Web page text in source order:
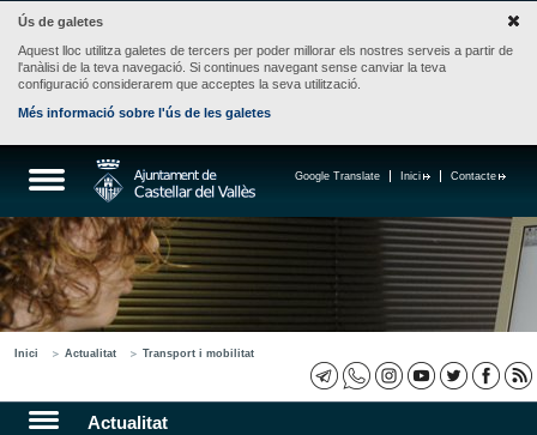
Ús de galetes
Aquest lloc utilitza galetes de tercers per poder millorar els nostres serveis a partir de
l'anàlisi de la teva navegació. Si continues navegant sense canviar la teva
configuració considerarem que acceptes la seva utilització.
Més informació sobre l'ús de les galetes
Contacte
Inici
Google Translate
Inici Actualitat Transport i mobilitat
Actualitat